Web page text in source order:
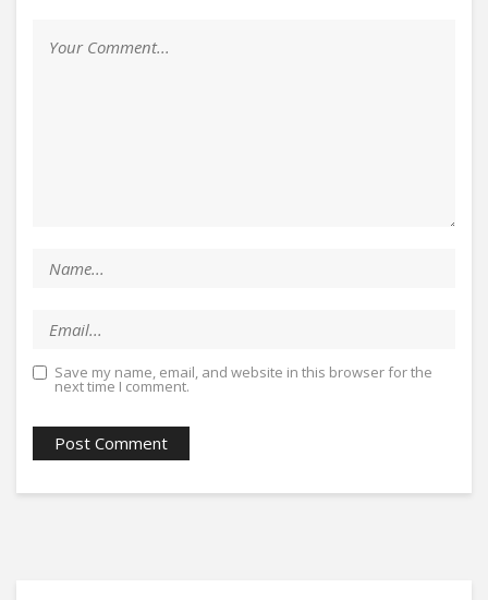
Save my name, email, and website in this browser for the
next time I comment.